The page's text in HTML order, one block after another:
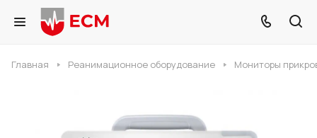
Главная Реанимационное оборудование Мониторы